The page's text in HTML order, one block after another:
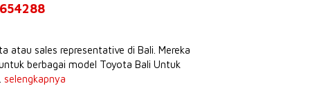
atau sales representative di Bali. Mereka
berbagai model Toyota Bali Untuk
selengkapnya